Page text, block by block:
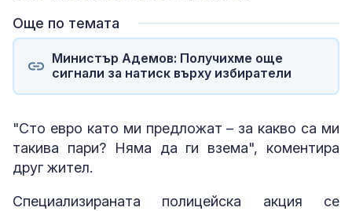
Още по темата
Министър Адемов: Получихме още
сигнали за натиск върху избиратели
"Сто евро като ми предложат – за какво са ми
такива пари? Няма да ги взема", коментира
друг жител.
Специализираната полицейска акция се